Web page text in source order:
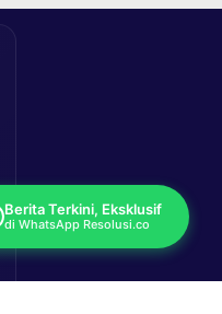
Berita Terkini, Eksklusif
di WhatsApp Resolusi.co